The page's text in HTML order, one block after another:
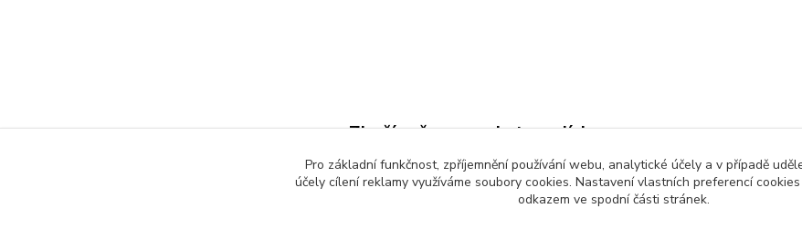
Zboží zařazeno v kategoriích
Příslušenství
Pro základní funkčnost, zpříjemnění používání webu, analytické účely a v případě
účely cílení reklamy využíváme soubory cookies. Nastavení vlastních preferencí
odkazem ve spodní části stránek.